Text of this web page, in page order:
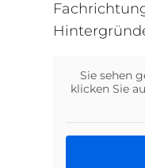
Sie sehen
klicken Sie